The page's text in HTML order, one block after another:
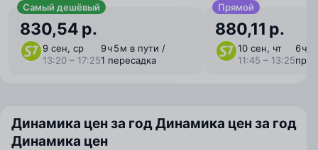
Самый дешёвый
830,54 р.
9 сен, ср
13:20 – 17:25
9 ⁠ч 5 ⁠м в пути /
1 пересадка
Прямой
880,11 р.
10 сен, чт
11:45 – 13:25
6 ⁠ч
Динамика цен за годДинамика цен за год
Динамика цен